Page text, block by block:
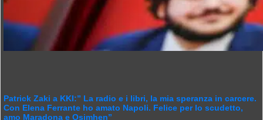
Patrick Zaki a KKI:” La radio e i libri, la mia speranza in carcere.
Con Elena Ferrante ho amato Napoli. Felice per lo scudetto,
amo Maradona e Osimhen”